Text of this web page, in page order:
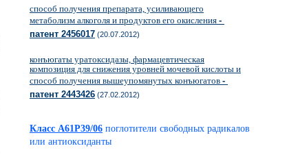
способ получения препарата, усиливающего
метаболизм алкоголя и продуктов его окисления -
патент 2456017 (20.07.2012)
конъюгаты уратоксидазы, фармацевтическая
композиция для снижения уровней мочевой кислоты и
способ получения вышеупомянутых конъюгатов -
патент 2443426 (27.02.2012)
Класс A61P39/06 поглотители свободных радикалов
или антиоксиданты